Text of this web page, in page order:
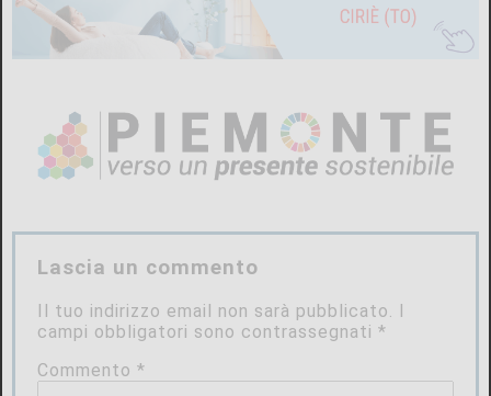
Lascia un commento
Il tuo indirizzo email non sarà pubblicato.
I
campi obbligatori sono contrassegnati*
Commento*